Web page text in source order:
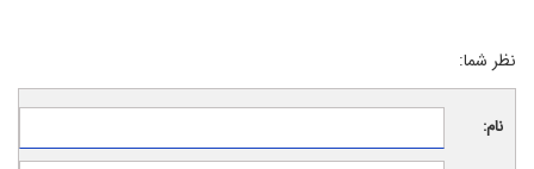
نظر شما:
نام: